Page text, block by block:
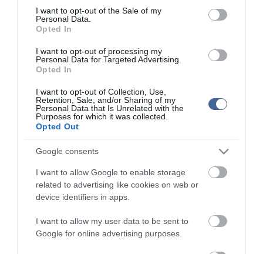
consent section.
I want to opt-out of the Sale of my
Personal Data.
Opted In
I want to opt-out of processing my
Personal Data for Targeted Advertising.
Opted In
I want to opt-out of Collection, Use,
Retention, Sale, and/or Sharing of my
Personal Data that Is Unrelated with the
Purposes for which it was collected.
Opted Out
Google consents
I want to allow Google to enable storage
related to advertising like cookies on web or
device identifiers in apps.
I want to allow my user data to be sent to
Google for online advertising purposes.
ma is ugyanez" - fogalmazott az államtitkár.
minden nap elmondja, hogy a rezsicsökkentés, a 13. havi nyugdíj
és az élelmiszerárstop "ostobaság", és szerinte a vizitdíjat és a
kórházi napidíjat nem kellett volna eltörölni.
Ha a baloldalon múlna, akkor nyugdíjprémium sem lenne, mert a
gazdaságpolitikájukkal a gazdasági növekedést is veszélyeztetnék
- hangoztatta az államtitkár.
Zsigó Róbert szerint Márki-Zay Péter arról is beszélt, hogy a
baloldalnak az a jó, ha minél több idősebb szavazó hal meg a
hatalomra.
Az államtitkár a Facebookon arra kérte az időseket, ne hagyják,
hogy kihasználja őket a baloldal, mondván: az idősek